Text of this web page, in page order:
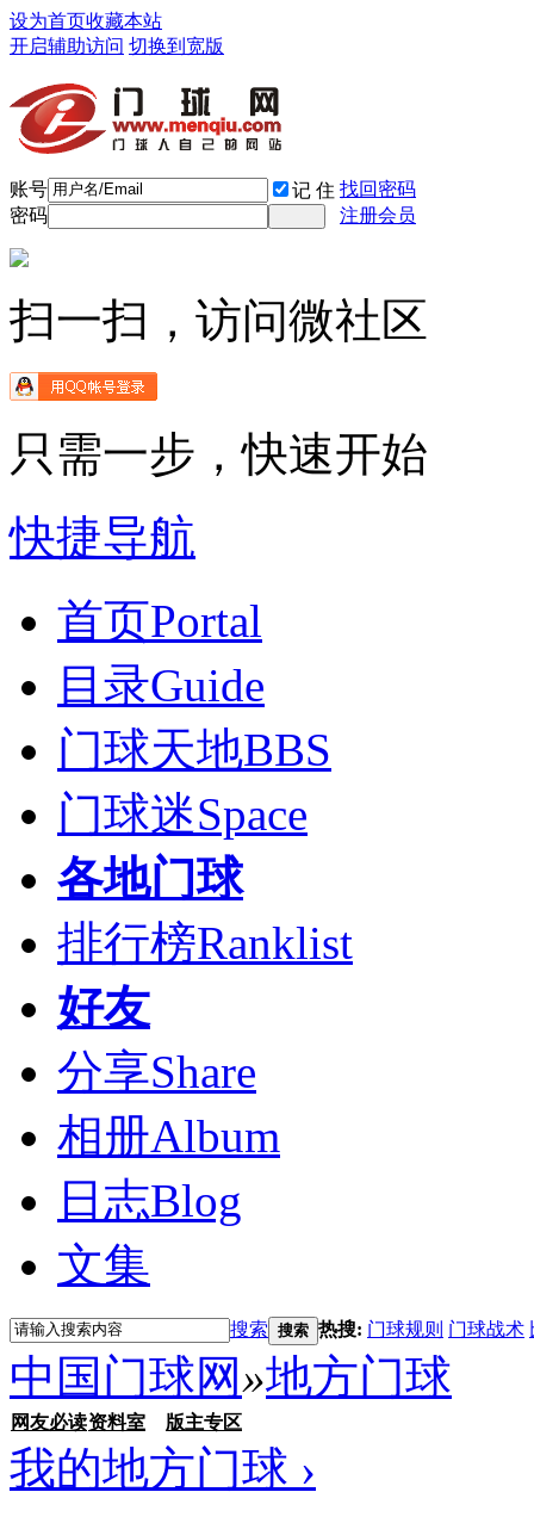
设为首页收藏本站
开启辅助访问 切换到宽版
账号 记 住 找回密码
密码
注册会员
扫一扫，访问微社区
只需一步，快速开始
快捷导航
首页Portal
目录Guide
门球天地BBS
门球迷Space
各地门球
排行榜Ranklist
好友
分享Share
相册Album
日志Blog
文集
搜索 搜索 热搜: 门球规则 门球战术
中国门球网»地方门球
网友必读资料室 版主专区
我的地方门球 ›